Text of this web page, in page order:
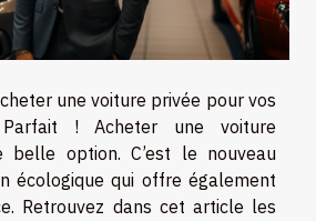
une voiture privée pour vos
! Acheter une voiture
belle option. C’est le nouveau
écologique qui offre également
Retrouvez dans cet article les